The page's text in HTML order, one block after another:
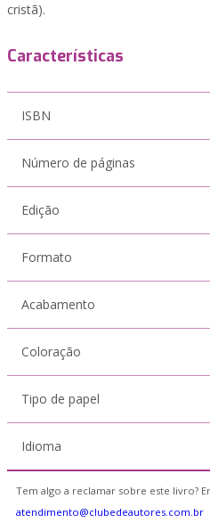
cristã).
Características
ISBN
Número de páginas
Edição
Formato
Acabamento
Coloração
Tipo de papel
Idioma
Tem algo a reclamar sobre este livro?
atendimento@clubedeautores.com.br